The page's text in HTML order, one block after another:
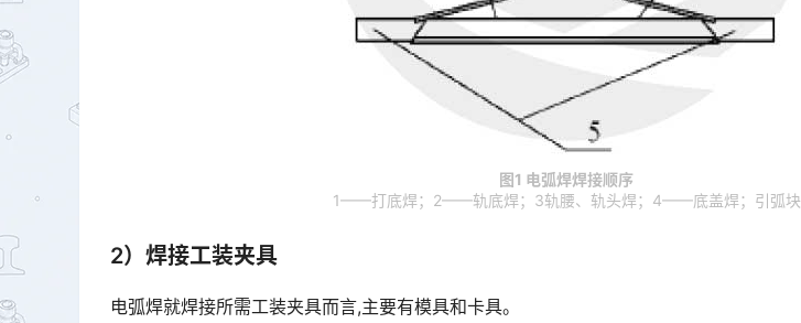
图1 电弧焊焊接顺序
1——打底焊；2——轨底焊；3轨腰、轨头焊；4——底盖焊；引弧块
2）焊接工装夹具
电弧焊就焊接所需工装夹具而言,主要有模具和卡具。